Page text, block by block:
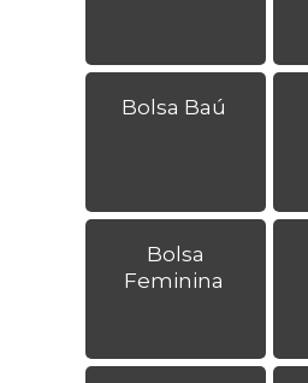
Bolsa Baú
Bolsa
Feminina